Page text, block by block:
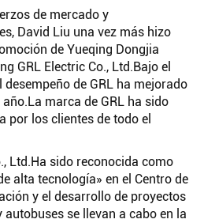
de mercado y
David Liu una vez más hizo
de Yueqing Dongjia
GRL Electric Co., Ltd.Bajo el
desempeño de GRL ha mejorado
La marca de GRL ha sido
por los clientes de todo el
Ltd.Ha sido reconocida como
alta tecnología» en el Centro de
y el desarrollo de proyectos
se llevan a cabo en la